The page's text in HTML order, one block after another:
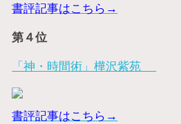
書評記事はこちら→
第４位
「神・時間術」樺沢紫苑
書評記事はこちら→